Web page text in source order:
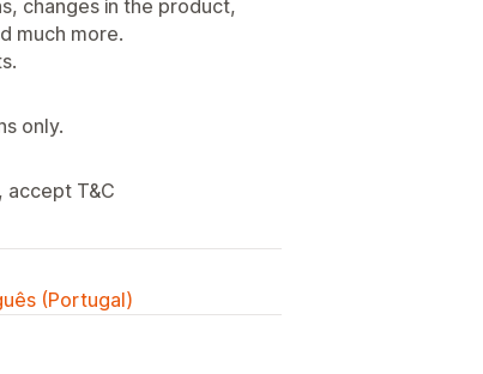
changes in the product,
much more.
only.
accept T&C
(Portugal)